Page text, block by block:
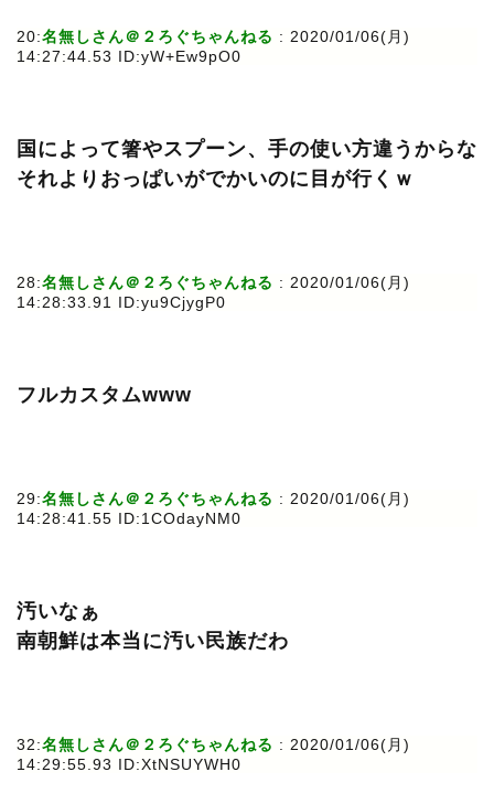
20:名無しさん＠２ろぐちゃんねる : 2020/01/06(月)
14:27:44.53 ID:yW+Ew9pO0
国によって箸やスプーン、手の使い方違うからな
それよりおっぱいがでかいのに目が行くｗ
28:名無しさん＠２ろぐちゃんねる : 2020/01/06(月)
14:28:33.91 ID:yu9CjygP0
フルカスタムwww
29:名無しさん＠２ろぐちゃんねる : 2020/01/06(月)
14:28:41.55 ID:1COdayNM0
汚いなぁ
南朝鮮は本当に汚い民族だわ
32:名無しさん＠２ろぐちゃんねる : 2020/01/06(月)
14:29:55.93 ID:XtNSUYWH0